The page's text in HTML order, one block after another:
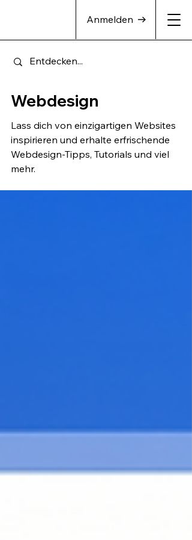
Anmelden
Webdesign
Lass dich von einzigartigen Websites
inspirieren und erhalte erfrischende
Webdesign-Tipps, Tutorials und viel
mehr.